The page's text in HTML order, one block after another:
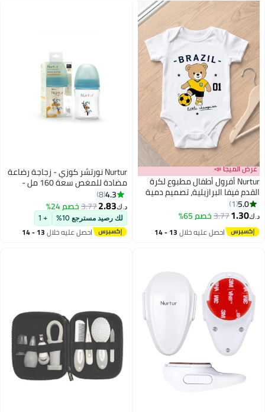
عرض الميجا 📣
Nurtur أفرول أطفال مطبوع لكرة
القدم فيفا البرازيلية، تصميم دمية
بطل صغير، بدلة قطنية ناعمة
للأطفال - أبيض
5.0
1
د.ك‏1.30
3.77خصم 65%
احصل عليه خلال 13 - 14
Nurtur نورتشر كوزي - زجاجة رضاعة
مضادة للمغص سعة 160 مل -
زرقاء4.3
8
د.ك‏2.83
3.77خصم 24%
لك رصيد مسترجع 10% + 1
احصل عليه خلال 13 - 14